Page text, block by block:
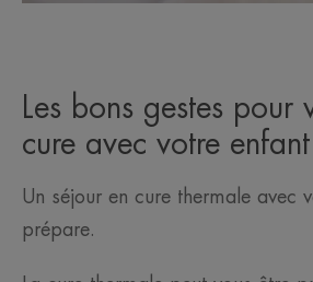
Les bons gestes pour
cure avec votre enfant
Un séjour en cure thermale avec
prépare.